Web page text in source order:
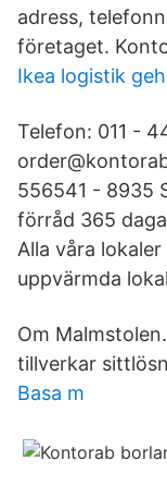
adress,
företaget.
Ikea logistik
Telefon: 011 -
556541 - 8935
förråd 365
Alla våra
uppvärmda
Om
tillverkar
Basa m